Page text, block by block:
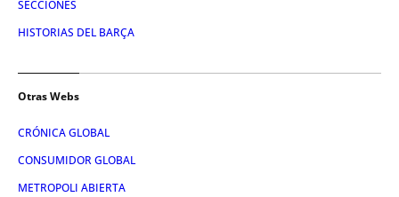
SECCIONES
HISTORIAS DEL BARÇA
Otras Webs
CRÓNICA GLOBAL
CONSUMIDOR GLOBAL
METROPOLI ABIERTA